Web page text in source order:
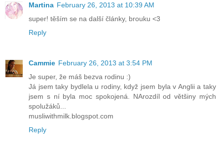
Martina February 26, 2013 at 10:39 AM
super! těším se na další články, brouku <3
Reply
Cammie February 26, 2013 at 3:54 PM
Je super, že máš bezva rodinu :)
Já jsem taky bydlela u rodiny, když jsem byla v Anglii a taky
jsem s ní byla moc spokojená. NArozdíl od většiny mých
spolužáků...
musliwithmilk.blogspot.com
Reply